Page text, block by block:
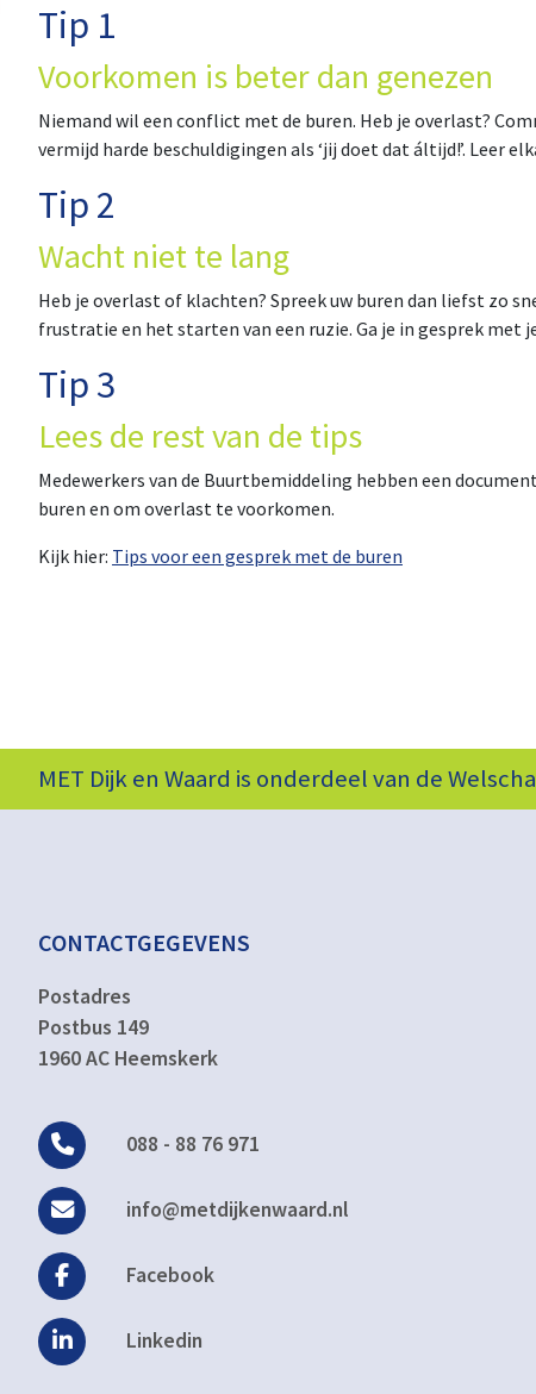
Tip 1
Voorkomen is beter dan genezen
Niemand wil een conflict met de buren. Heb je overlast?
vermijd harde beschuldigingen als ‘jij doet dat áltijd!’. Leer
Tip 2
Wacht niet te lang
Heb je overlast of klachten? Spreek uw buren dan liefst zo
frustratie en het starten van een ruzie. Ga je in gesprek met
Tip 3
Lees de rest van de tips
Medewerkers van de Buurtbemiddeling hebben een
buren en om overlast te voorkomen.
Kijk hier: Tips voor een gesprek met de buren
MET Dijk en Waard is onderdeel van de
CONTACTGEGEVENS
Postadres
Postbus 149
1960 AC Heemskerk
088 - 88 76 971
info@metdijkenwaard.nl
Facebook
Linkedin